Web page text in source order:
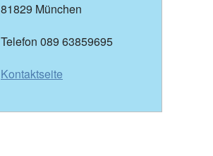
81829 München
Telefon 089 63859695
Kontaktseite